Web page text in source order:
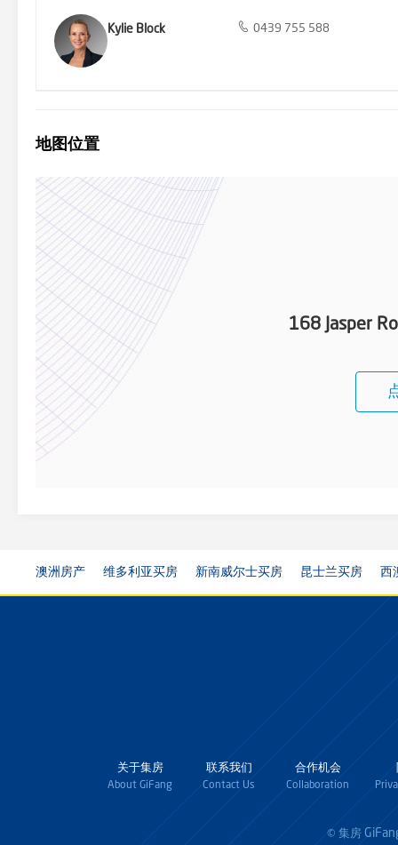
Kylie Block 0439 755 588
地图位置
168 Jasper
澳洲房产 维多利亚买房 新南威尔士买房 昆士兰买房 西
关于集房
About GiFang
联系我们
Contact Us
合作机会
Collaboration
© 集房